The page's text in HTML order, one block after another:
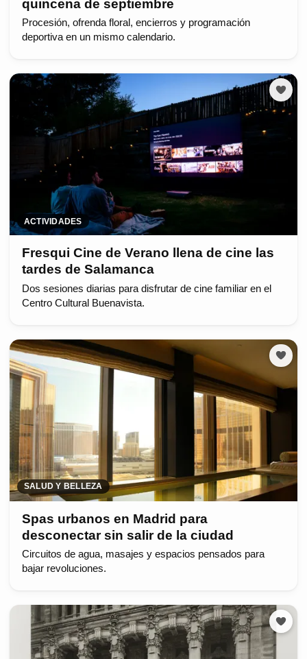
quincena de septiembre
Procesión, ofrenda floral, encierros y programación
deportiva en un mismo calendario.
ACTIVIDADES
Fresqui Cine de Verano llena de cine las
tardes de Salamanca
Dos sesiones diarias para disfrutar de cine familiar en el
Centro Cultural Buenavista.
SALUD Y BELLEZA
Spas urbanos en Madrid para
desconectar sin salir de la ciudad
Circuitos de agua, masajes y espacios pensados para
bajar revoluciones.